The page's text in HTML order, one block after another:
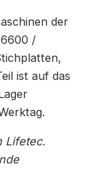
der
/
ist auf das
Lifetec.